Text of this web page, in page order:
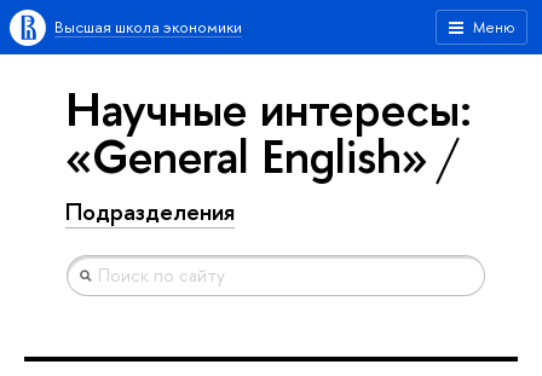
Меню
Высшая школа экономики
Научные интересы:
«General English»
Подразделения